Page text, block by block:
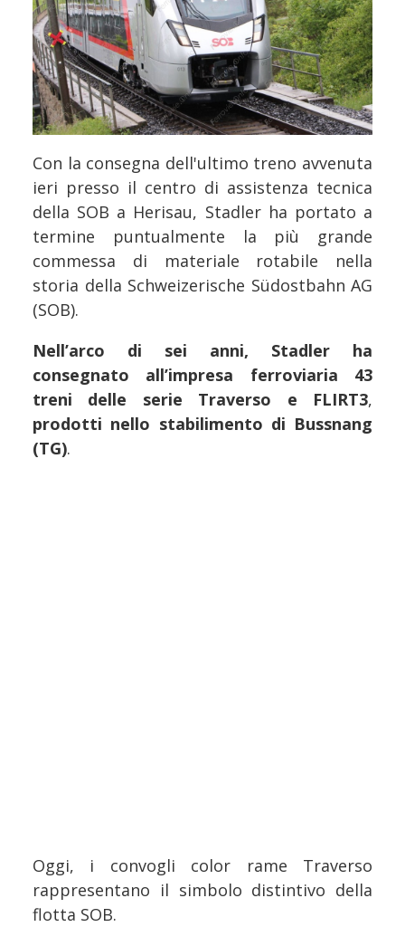
Con la consegna dell'ultimo treno avvenuta
ieri presso il centro di assistenza tecnica
della SOB a Herisau, Stadler ha portato a
termine puntualmente la più grande
commessa di materiale rotabile nella
storia della Schweizerische Südostbahn AG
(SOB).
Nell’arco di sei anni, Stadler ha
consegnato all’impresa ferroviaria 43
treni delle serie Traverso e FLIRT3,
prodotti nello stabilimento di Bussnang
(TG).
Oggi, i convogli color rame Traverso
rappresentano il simbolo distintivo della
flotta SOB.